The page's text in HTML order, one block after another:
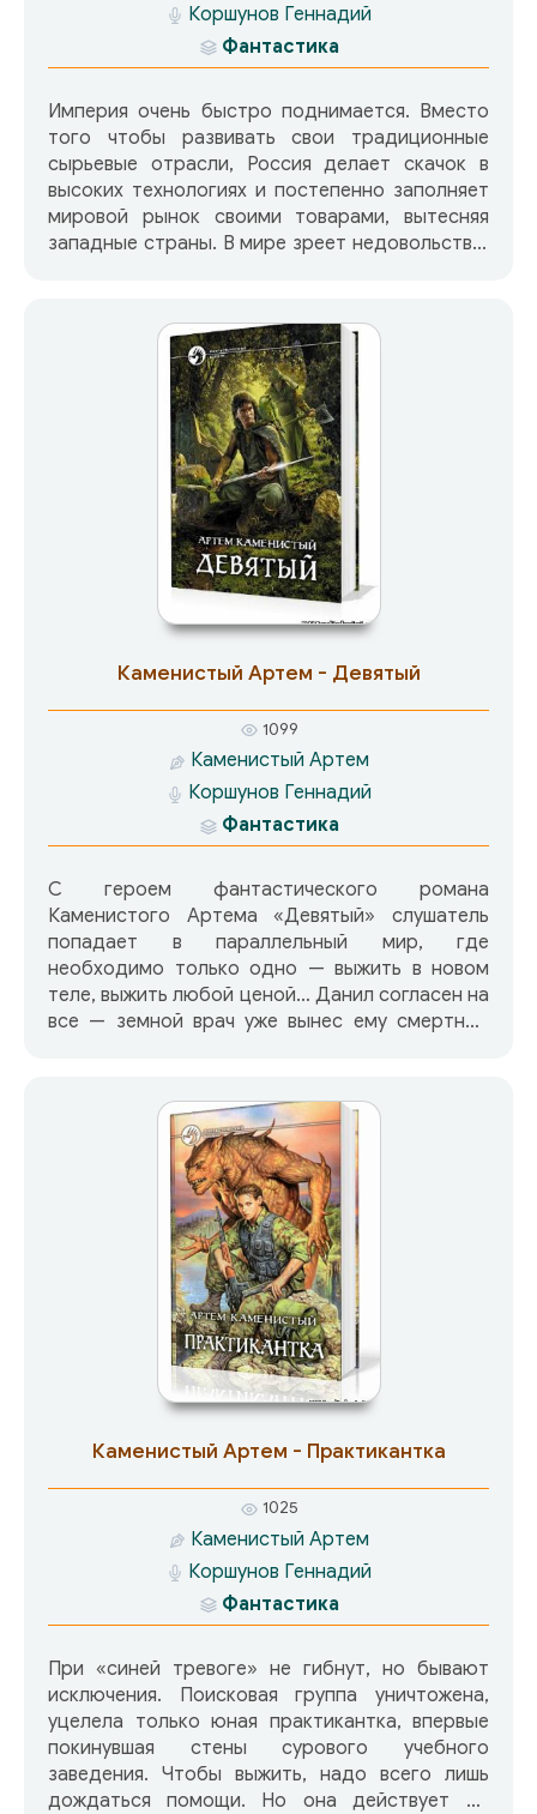
Коршунов Геннадий
Фантастика
Империя очень быстро поднимается. Вместо
того чтобы развивать свои традиционные
сырьевые отрасли, Россия делает скачок в
высоких технологиях и постепенно заполняет
мировой рынок своими товарами, вытесняя
западные страны. В мире зреет недовольство.
этих русских слишком большая территория, а
нам тесно», — думают на Востоке. И те, и
другие не подозревают, что такое армия
Русской Империи, и с легкой душой начинают
Каменистый Артем - Девятый
1099
Каменистый Артем
Коршунов Геннадий
Фантастика
С героем фантастического романа
Каменистого Артема «Девятый» слушатель
попадает в параллельный мир, где
необходимо только одно — выжить в новом
теле, выжить любой ценой… Данил согласен на
все — земной врач уже вынес ему смертный
подстерегает везде… несмотря на то, что
Данил — девятая попытка выжить в страшном
мире… Несмотря на то, что на финише ждет
неизвестность, а может все та же самая
смерть… Предельный рекорд
предшественников Данила — один час…
сколько же будет отведено судьбой нашему
Каменистый Артем - Практикантка
1025
Каменистый Артем
Коршунов Геннадий
Фантастика
При «синей тревоге» не гибнут, но бывают
исключения. Поисковая группа уничтожена,
уцелела только юная практикантка, впервые
покинувшая стены сурового учебного
заведения. Чтобы выжить, надо всего лишь
дождаться помощи. Но она действует по